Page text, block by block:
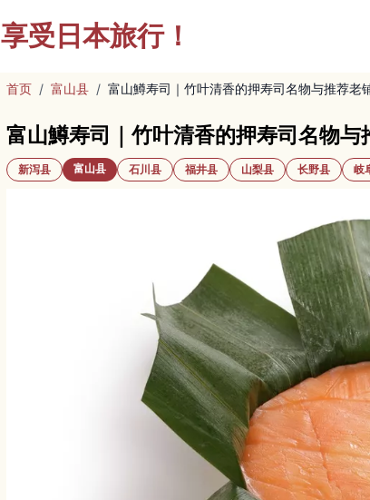
享受 日本旅行！
首页 / 富山县 / 富山鱒寿司｜竹叶清香的押寿司名物与推荐老
富山鱒寿司｜竹叶清香的押寿司名物与
新泻县 富山县 石川县 福井县 山梨县 长野县 岐